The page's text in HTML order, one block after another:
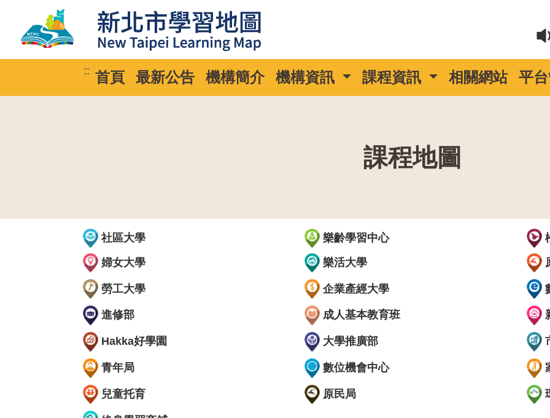
:: 首頁 最新公告 機構簡介 機構資訊 課程資訊 相關網站 平
課程地圖
社區大學
樂齡學習中心
婦女大學
樂活大學
勞工大學 企業產經大學
進修部 成人基本教育班
Hakka好學園 大學推廣部
青年局 數位機會中心
兒童托育 原民局